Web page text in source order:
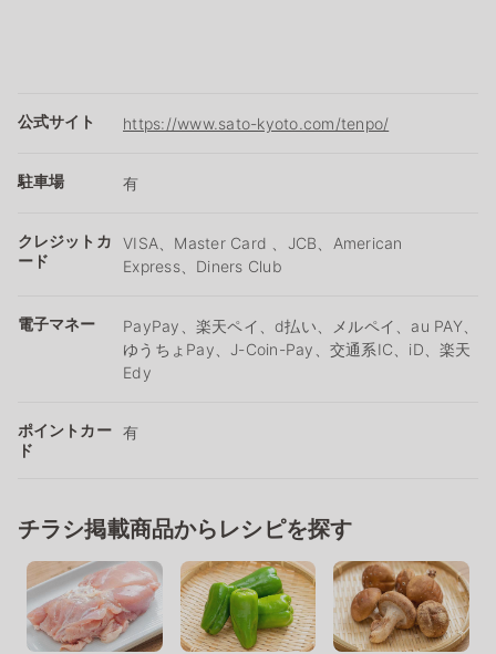
公式サイト https://www.sato-kyoto.com/tenpo/
駐車場 有
クレジットカ
ード
VISA、Master Card 、JCB、American
Express、Diners Club
電子マネー
PayPay、楽天ペイ、d払い、メルペイ、au PAY、
ゆうちょPay、J-Coin-Pay、交通系IC、iD、楽天
Edy
ポイントカー
ド
有
チラシ掲載商品からレシピを探す